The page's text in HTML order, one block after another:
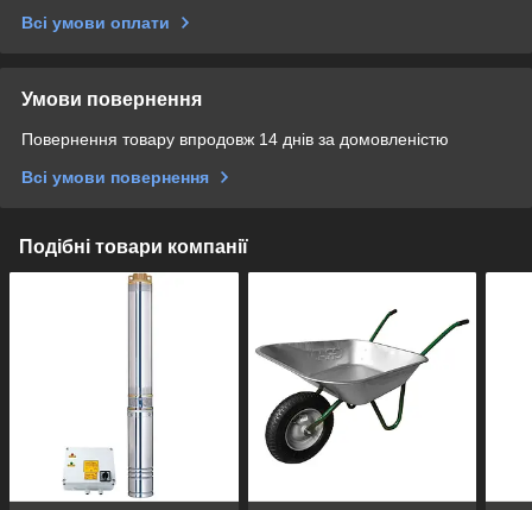
Всі умови оплати
Умови повернення
Повернення товару впродовж 14 днів за домовленістю
Всі умови повернення
Подібні товари компанії